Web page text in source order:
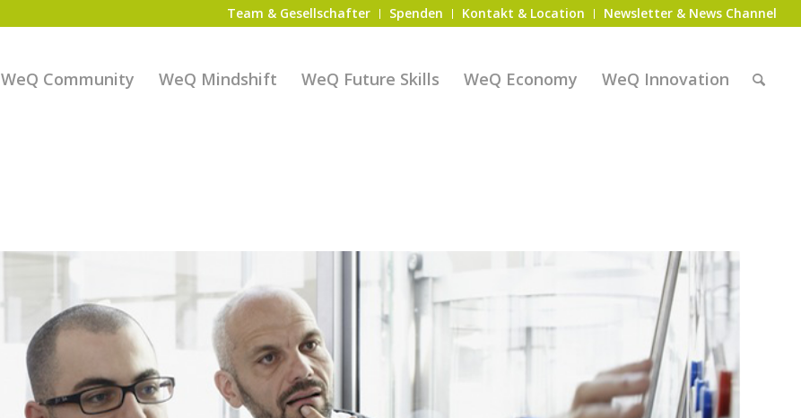
Team & Gesellschafter Spenden Kontakt & Location Newsletter & News Channel
WeQ Community WeQ Mindshift WeQ Future Skills WeQ Economy WeQ Innovation